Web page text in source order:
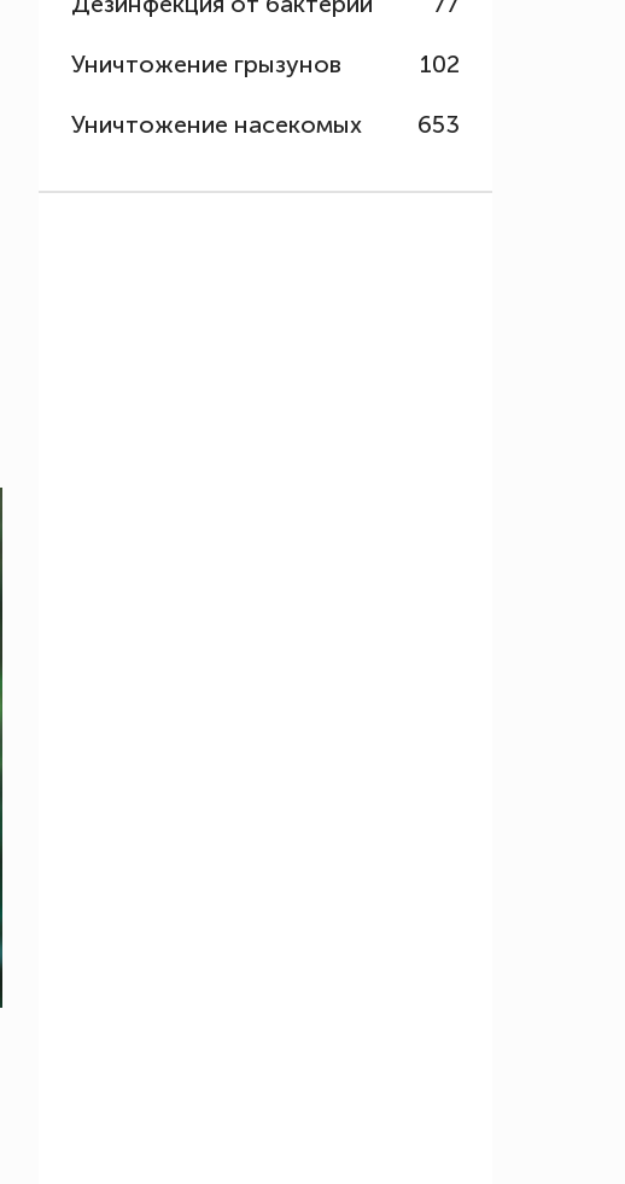
Уничтожение грызунов 102
Уничтожение насекомых 653